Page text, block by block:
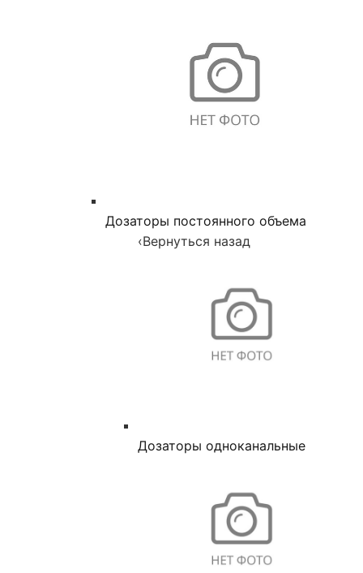
Дозаторы постоянного объема
‹Вернуться назад
Дозаторы одноканальные